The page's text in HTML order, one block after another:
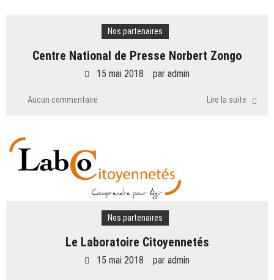
Nos partenaires
Centre National de Presse Norbert Zongo
15 mai 2018 par admin
Aucun commentaire Lire la suite
Nos partenaires
Le Laboratoire Citoyennetés
15 mai 2018 par admin